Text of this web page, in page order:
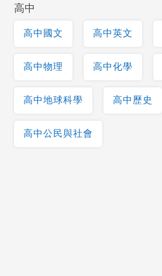
高中
高中國文 高中英文
高中物理 高中化學
高中地球科學 高中歷史
高中公民與社會